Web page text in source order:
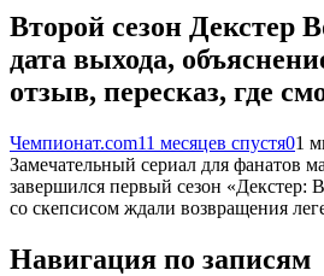
Второй сезон Декстер
дата выхода,
отзыв, пересказ, где
Чемпионат.com11 месяцев спустя01
Замечательный сериал для фанатов
завершился первый сезон «Декстер:
со скепсисом ждали возвращения
Навигация по записям